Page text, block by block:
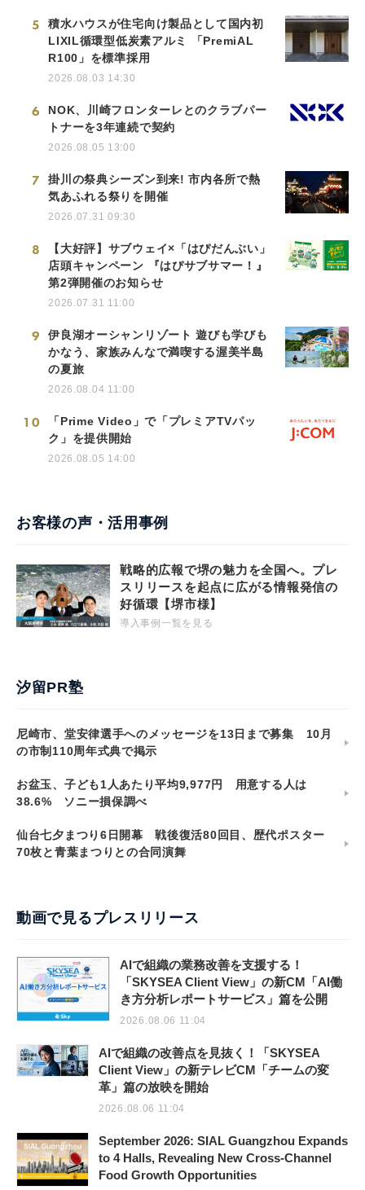
5
積水ハウスが住宅向け製品として国内初
LIXIL循環型低炭素アルミ 「PremiAL
R100」を標準採用
2026.08.03 14:30
6
NOK、川崎フロンターレとのクラブパー
トナーを3年連続で契約
2026.08.05 13:00
7
掛川の祭典シーズン到来! 市内各所で熱
気あふれる祭りを開催
2026.07.31 09:30
8
【大好評】サブウェイ×「はぴだんぶい」
店頭キャンペーン 『はぴサブサマー！』
第2弾開催のお知らせ
2026.07.31 11:00
9
伊良湖オーシャンリゾート 遊びも学びも
かなう、家族みんなで満喫する渥美半島
の夏旅
2026.08.04 11:00
10
「Prime Video」で「プレミアTVパッ
ク」を提供開始
2026.08.05 14:00
お客様の声・活用事例
戦略的広報で堺の魅力を全国へ。プレ
スリリースを起点に広がる情報発信の
好循環【堺市様】
導入事例一覧を見る
汐留PR塾
尼崎市、堂安律選手へのメッセージを13日まで募集 10月
の市制110周年式典で掲示
お盆玉、子ども1人あたり平均9,977円 用意する人は
38.6% ソニー損保調べ
仙台七夕まつり6日開幕 戦後復活80回目、歴代ポスター
70枚と青葉まつりとの合同演舞
動画で見るプレスリリース
AIで組織の業務改善を支援する！
「SKYSEA Client View」の新CM「AI働
き方分析レポートサービス」篇を公開
2026.08.06 11:04
AIで組織の改善点を見抜く！「SKYSEA
Client View」の新テレビCM「チームの変
革」篇の放映を開始
2026.08.06 11:04
September 2026: SIAL Guangzhou Expands
to 4 Halls, Revealing New Cross-Channel
Food Growth Opportunities